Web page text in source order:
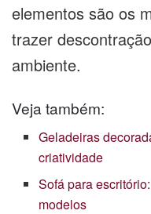
elementos são os
trazer
ambiente.
Veja também:
Geladeiras
criatividade
Sofá para
modelos